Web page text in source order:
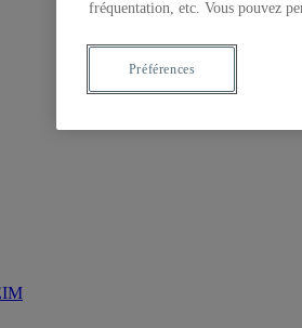
fréquentation, etc. Vous pouvez
Préférences